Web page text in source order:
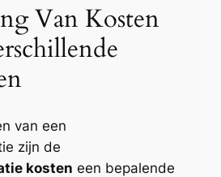
Van Kosten
van een
zijn de
kosten een bepalende